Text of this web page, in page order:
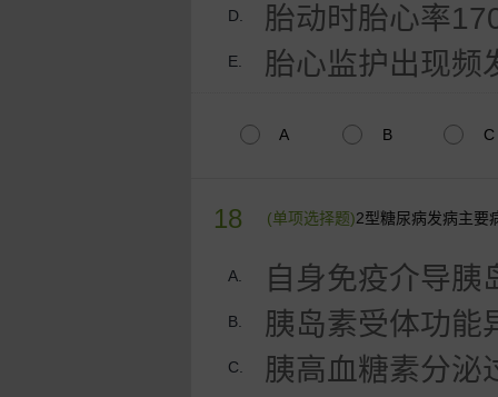
D. 胎动时胎心率
E. 胎心监护出现频
A B C
18 (单项选择题)2型糖尿病发病主
A. 自身免疫介导胰
B. 胰岛素受体功能
C. 胰高血糖素分泌